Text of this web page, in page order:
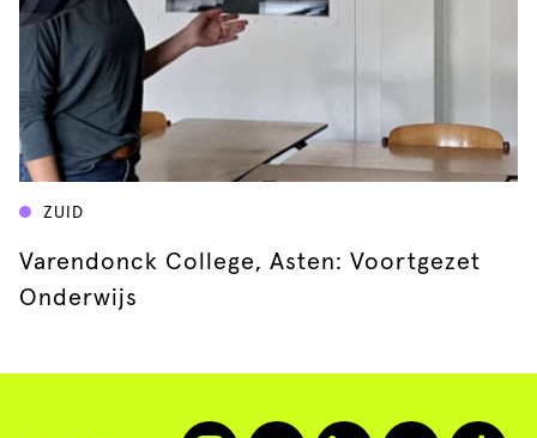
ZUID
Varendonck College, Asten: Voortgezet
Onderwijs